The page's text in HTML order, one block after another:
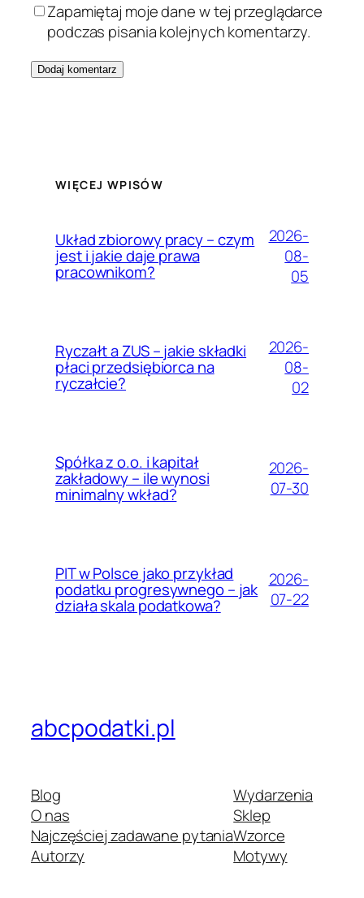
Zapamiętaj moje dane w tej przeglądarce
podczas pisania kolejnych komentarzy.
WIĘCEJ WPISÓW
Układ zbiorowy pracy – czym
jest i jakie daje prawa
pracownikom?
2026-
08-
05
Ryczałt a ZUS – jakie składki
płaci przedsiębiorca na
ryczałcie?
2026-
08-
02
Spółka z o.o. i kapitał
zakładowy – ile wynosi
minimalny wkład?
2026-
07-30
PIT w Polsce jako przykład
podatku progresywnego – jak
działa skala podatkowa?
2026-
07-22
abcpodatki.pl
Blog
O nas
Najczęściej zadawane pytania
Autorzy
Wydarzenia
Sklep
Wzorce
Motywy